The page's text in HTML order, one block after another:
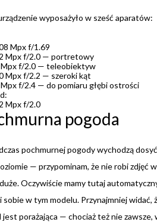
wyposażyło w sześć aparatów:
Mpx f/1.69
Mpx f/2.0 — portretowy
Mpx f/2.0 — teleobiektyw
Mpx f/2.2 — szeroki kąt
f/2.4 — do pomiaru głębi ostrości
Mpx f/2.0
pogoda
pochmurnej pogody wychodzą
— przypominam, że nie robi zdjęć
Oczywiście mamy tutaj
sobie w tym modelu. Przynajmniej
jest porażająca — chociaż też nie